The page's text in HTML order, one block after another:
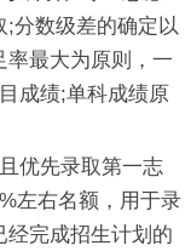
;分数级差的确定以
率最大为原则，一
成绩;单科成绩原
优先录取第一志
左右名额，用于录
经完成招生计划的